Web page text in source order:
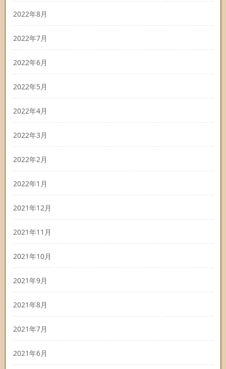
2022年8月
2022年7月
2022年6月
2022年5月
2022年4月
2022年3月
2022年2月
2022年1月
2021年12月
2021年11月
2021年10月
2021年9月
2021年8月
2021年7月
2021年6月